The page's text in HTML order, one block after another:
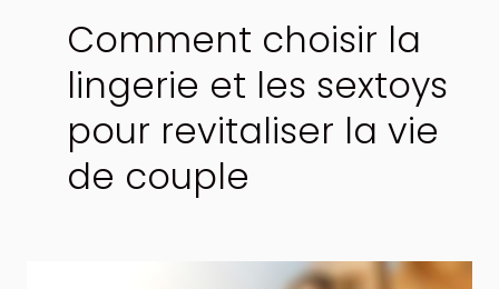
Comment choisir la
lingerie et les sextoys
pour revitaliser la vie
de couple